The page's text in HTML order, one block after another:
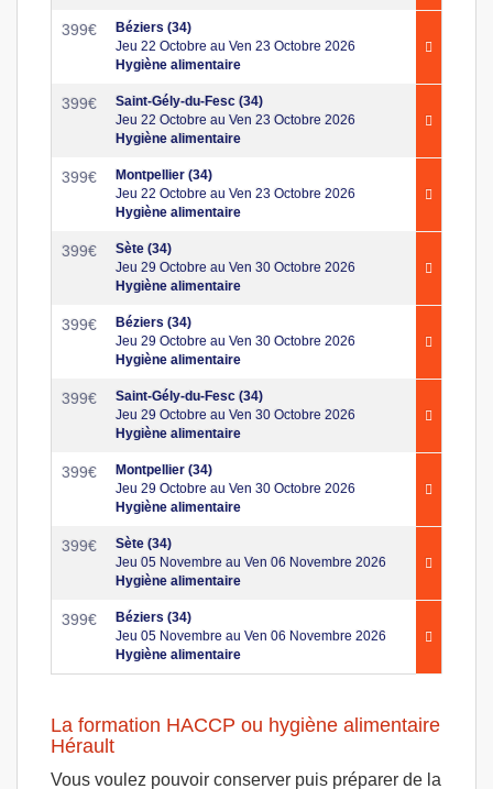
399€
Béziers (34)
Jeu 22 Octobre au Ven 23 Octobre 2026
Hygiène alimentaire
399€
Saint-Gély-du-Fesc (34)
Jeu 22 Octobre au Ven 23 Octobre 2026
Hygiène alimentaire
399€
Montpellier (34)
Jeu 22 Octobre au Ven 23 Octobre 2026
Hygiène alimentaire
399€
Sète (34)
Jeu 29 Octobre au Ven 30 Octobre 2026
Hygiène alimentaire
399€
Béziers (34)
Jeu 29 Octobre au Ven 30 Octobre 2026
Hygiène alimentaire
399€
Saint-Gély-du-Fesc (34)
Jeu 29 Octobre au Ven 30 Octobre 2026
Hygiène alimentaire
399€
Montpellier (34)
Jeu 29 Octobre au Ven 30 Octobre 2026
Hygiène alimentaire
399€
Sète (34)
Jeu 05 Novembre au Ven 06 Novembre 2026
Hygiène alimentaire
399€
Béziers (34)
Jeu 05 Novembre au Ven 06 Novembre 2026
Hygiène alimentaire
La formation HACCP ou hygiène alimentaire
Hérault
Vous voulez pouvoir conserver puis préparer de la